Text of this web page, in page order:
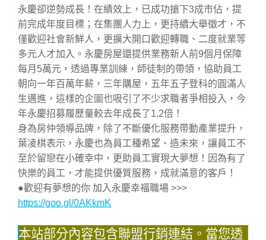
永慶卻逆勢成長！在績效上，已成功搶下3成市佔，提
前完成年度目標；在集團人力上，更持續大舉徵才，不
僅歡迎社會新鮮人，更擴大開口歡迎轉職、二度就業等
多元人才加入。永慶房屋還提供業務新人前9個月保障
每月5萬元，透過專業訓練，師徒制的帶領，協助員工
朝向一年百萬年薪，三年購屋，五年五子登科的圓滿人
生邁進，這樣的企圖也吸引了不少求職者爭相投入，今
年永慶招募履歷量較去年成長了1.2倍！
身為房仲領導品牌，除了不斷優化服務帶動產業提升，
葉凌棋表示，永慶也為員工種希望、造未來，讓員工不
至於留戀在小確幸中，更助員工實現大夢想！因為有了
快樂的員工，才能提供優質服務，成就滿意的客戶！
●歡迎有夢想的你 加入永慶幸福職場 >>>
https://goo.gl/0AKkmK
本站部分內容包含聯盟行銷連結。當您透